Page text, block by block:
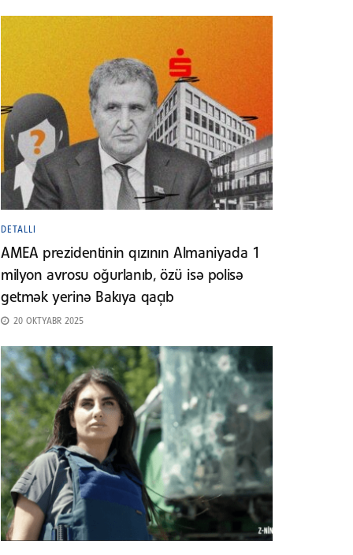
DETALLI
AMEA prezidentinin qızının Almaniyada 1
milyon avrosu oğurlanıb, özü isə polisə
getmək yerinə Bakıya qaçıb
20 OKTYABR 2025